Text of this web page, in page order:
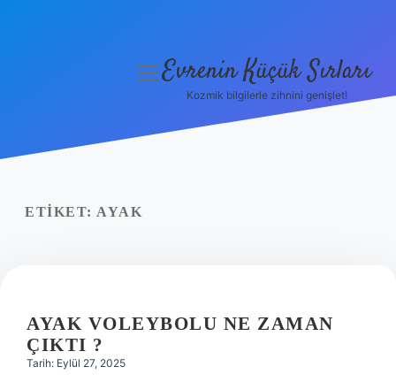
Yasal Uyarı
menüyü
Evrenin Küçük Sırları
Kozmik bilgilerle zihnini genişlet!
ETIKET: AYAK
AYAK VOLEYBOLU NE ZAMAN
ÇIKTI ?
Tarih: Eylül 27, 2025